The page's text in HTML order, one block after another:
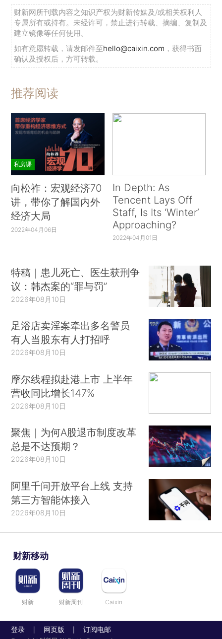
财新网所刊载内容之知识产权为财新传媒及/或相关权利人
专属所有或持有。未经许可，禁止进行转载、摘编、复制及
建立镜像等任何使用。
如有意愿转载，请发邮件至hello@caixin.com ，获得书面
确认及授权后，方可转载。
推荐阅读
私房课
向松祚：宏观经济70
讲，带你了解国内外
经济大局
2022年04月06日
In Depth: As
Tencent Lays Off
Staff, Is Its ‘Winter’
Approaching?
2022年04月01日
特稿｜患儿死亡、医生获刑争
议：韩杰案的“罪与罚”
2026年08月10日
足浴店卖淫案牵出多名警员
有人当股东有人打招呼
2026年08月10日
摩尔线程拟赴港上市 上半年
营收同比增长147%
2026年08月10日
聚焦｜为何A股退市制度改革
总是不达预期？
2026年08月10日
阿里千问开放平台上线 支持
第三方智能体接入
2026年08月10日
财新移动
财新 财新周刊 Caixin
登录 网页版 订阅电邮